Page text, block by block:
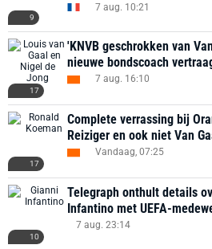
9
7 aug. 10:21
17
'KNVB geschrokken van
nieuwe bondscoach
7 aug. 16:10
17
Complete verrassing bij
Reiziger en ook niet Van
Vandaag, 07:25
10
Telegraph onthult details
Infantino met UEFA-
7 aug. 23:14